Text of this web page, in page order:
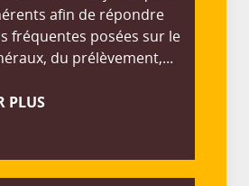
afin de répondre
fréquentes posées sur le
du prélèvement,...
PLUS